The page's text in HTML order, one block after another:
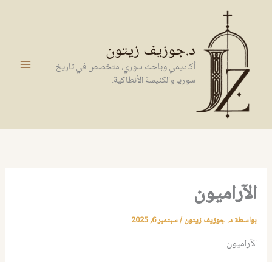
المحتوى
د.جوزيف زيتون
أكاديمي وباحث سوري، متخصص في تاريخ
سوريا والكنيسة الأنطاكية.
الآراميون
بواسطةد. جوزيف زيتون/سبتمبر 6, 2025
الآراميون